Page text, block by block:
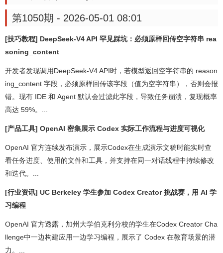
第1050期 - 2026-05-01 08:01
[技巧教程] DeepSeek-V4 API 罕见踩坑：必须原样回传空字符串 rea
soning_content
开发者发现调用DeepSeek-V4 API时，若模型返回空字符串的 reason
ing_content 字段，必须原样回传该字段（值为空字符串），否则会报
错。现有 IDE 和 Agent 默认会过滤此字段，导致任务崩溃，复现概率
高达 59%。...
[产品工具] OpenAI 密集展示 Codex 实际工作流程与进度可视化
OpenAI 官方连续发布演示，展示Codex在生成演示文稿时能实时查
看任务进度、使用的文件和工具，并支持在同一对话线程中持续修改
和迭代。...
[行业资讯] UC Berkeley 学生参加 Codex Creator 挑战赛，用 AI 学
习编程
OpenAI 官方透露，加州大学伯克利分校的学生在Codex Creator Cha
llenge中一边构建应用一边学习编程，展示了 Codex 在教育场景的潜
力。...